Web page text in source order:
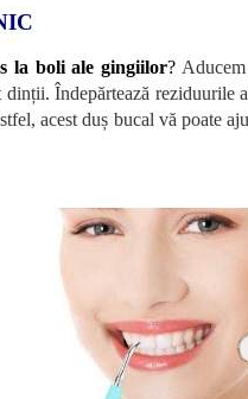
la boli ale gingiilor?Aducem
Îndepărtează reziduurile
acest duș bucal vă poate